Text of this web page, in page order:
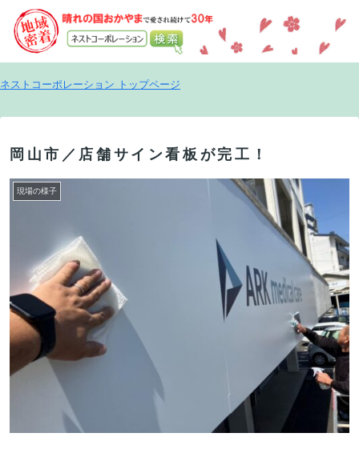
ネストコーポレーション トップページ
岡山市／店舗サイン看板が完工！
現場の様子